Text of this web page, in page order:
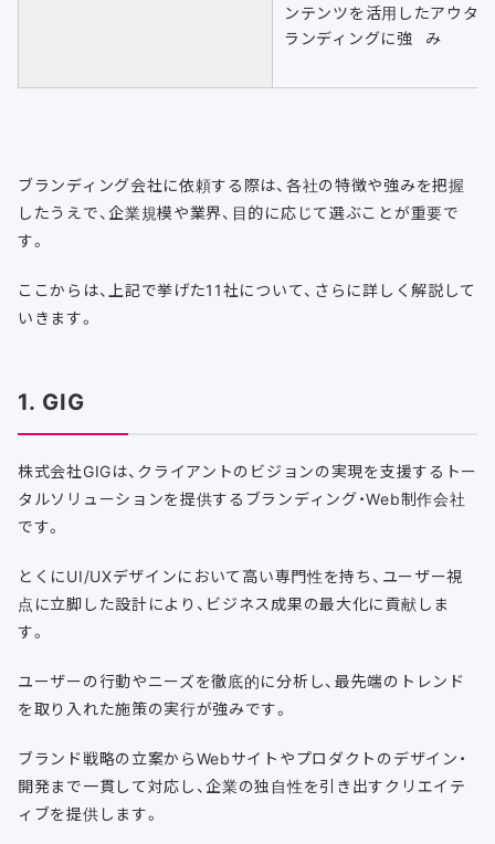
ンテンツを活用したアウタ
ランディングに強 み
ブランディング会社に依頼する際は、各社の特徴や強みを把握
したうえで、企業規模や業界、目的に応じて選ぶことが重要で
す。
ここからは、上記で挙げた11社について、さらに詳しく解説して
いきます。
1. GIG
株式会社GIGは、クライアントのビジョンの実現を支援するトー
タルソリューションを提供するブランディング・Web制作会社
です。
とくにUI/UXデザインにおいて高い専門性を持ち、ユーザー視
点に立脚した設計により、ビジネス成果の最大化に貢献しま
す。
ユーザーの行動やニーズを徹底的に分析し、最先端のトレンド
を取り入れた施策の実行が強みです。
ブランド戦略の立案からWebサイトやプロダクトのデザイン・
開発まで一貫して対応し、企業の独自性を引き出すクリエイテ
ィブを提供します。